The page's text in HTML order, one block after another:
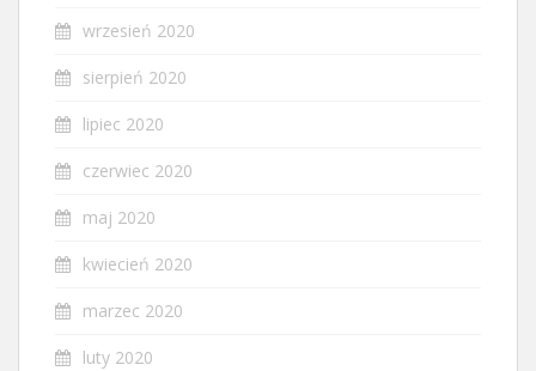
wrzesień 2020
sierpień 2020
lipiec 2020
czerwiec 2020
maj 2020
kwiecień 2020
marzec 2020
luty 2020